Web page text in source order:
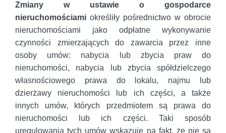
Zmiany w ustawie o gospodarce
nieruchomościami określiły pośrednictwo w obrocie
nieruchomościami jako odpłatne wykonywanie
czynności zmierzających do zawarcia przez inne
osoby umów: nabycia lub zbycia praw do
nieruchomości, nabycia lub zbycia spółdzielczego
własnościowego prawa do lokalu, najmu lub
dzierżawy nieruchomości lub ich części, a także
innych umów, których przedmiotem są prawa do
nieruchomości lub ich części. Taki sposób
uregulowania tych umów wskazuje na fakt, że nie są